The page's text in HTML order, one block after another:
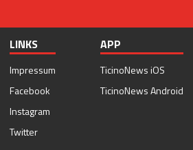
LINKS
Impressum
Facebook
Instagram
Twitter
APP
TicinoNews iOS
TicinoNews Android